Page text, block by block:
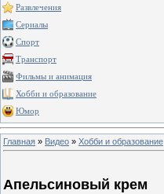
Развлечения
Сериалы
Спорт
Транспорт
Фильмы и анимация
Хобби и образование
Юмор
Главная » Видео » Хобби и образование
Апельсиновый крем